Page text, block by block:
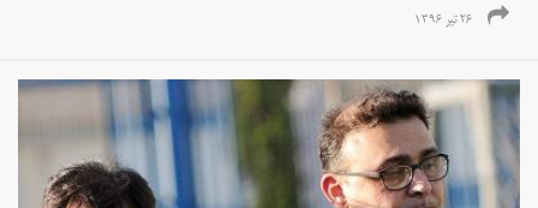
۲۶ تیر ۱۳۹۶